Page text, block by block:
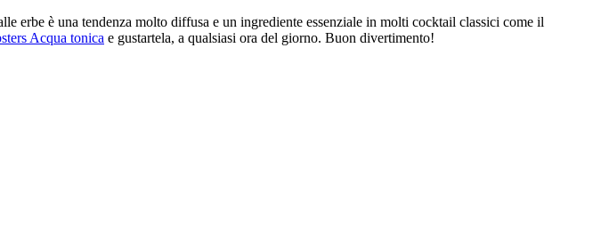
erbe è una tendenza molto diffusa e un ingrediente essenziale in molti cocktail classici come il
Acqua tonica e gustartela, a qualsiasi ora del giorno. Buon divertimento!